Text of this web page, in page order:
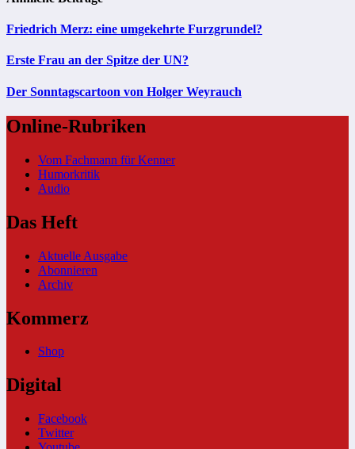
Friedrich Merz: eine umgekehrte Furzgrundel?
Erste Frau an der Spitze der UN?
Der Sonntagscartoon von Holger Weyrauch
Online-Rubriken
Vom Fachmann für Kenner
Humorkritik
Audio
Das Heft
Aktuelle Ausgabe
Abonnieren
Archiv
Kommerz
Shop
Digital
Facebook
Twitter